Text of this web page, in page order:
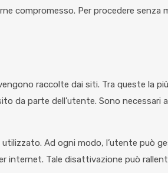
compromesso. Per procedere senza
raccolte dai siti. Tra queste la
da parte dell’utente. Sono necessari
Ad ogni modo, l’utente può
Tale disattivazione può